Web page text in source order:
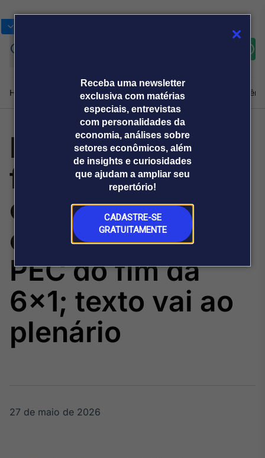
Receba uma newsletter
exclusiva com matérias
especiais, entrevistas
com personalidades da
economia, análises sobre
setores econômicos, além
de insights e curiosidades
que ajudam a ampliar seu
repertório!
CADASTRE-SE
GRATUITAMENTE
Home Produtos e soluçõesNotíciasBlogWeekend
Plataformas
Broadcast
Broadcast+
O mercado
financeiro em
tempo real
Broadcast
Agro
Tudo sobre o
agronegócio
Sobre nós Releases Broadcast
Prêmio Broadcast
Analistas
Prêmio Broadcast
Empresas
Agências de
comunicação
Releases
Por 34 votos a
favor e 4
contrários,
comissão aprova
PEC do fim da
6×1; texto vai ao
plenário
27 de maio de 2026